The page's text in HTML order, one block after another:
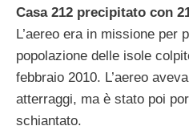
Casa 212 precipitato con
L’aereo era in missione per
popolazione delle isole
febbraio 2010. L’aereo
atterraggi, ma è stato poi
schiantato.